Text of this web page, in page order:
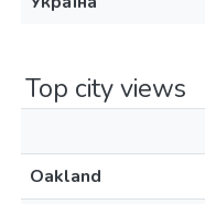
Top city views
Oakland